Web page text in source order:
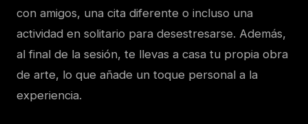
con amigos, una cita diferente o incluso una
actividad en solitario para desestresarse. Además,
al final de la sesión, te llevas a casa tu propia obra
de arte, lo que añade un toque personal a la
experiencia.